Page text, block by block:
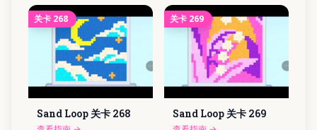
关卡 268
Sand Loop 关卡 268
关卡 269
Sand Loop 关卡 269